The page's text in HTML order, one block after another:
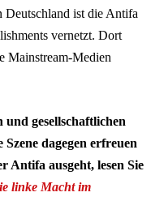
Deutschland ist die Antifa
vernetzt. Dort
Mainstream-Medien
und gesellschaftlichen
dagegen erfreuen
Antifa ausgeht, lesen Sie
linke Macht im